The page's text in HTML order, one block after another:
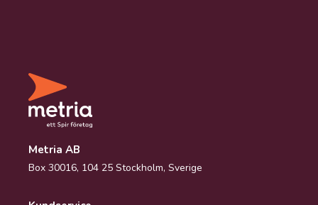
Metria AB
Box 30016, 104 25 Stockholm, Sverige